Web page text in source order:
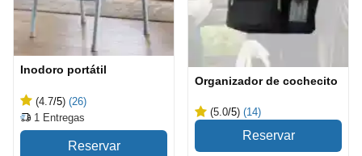
Inodoro portátil
(4.7/5) (26)
1 Entregas
Organizador de cochecito
(5.0/5) (14)